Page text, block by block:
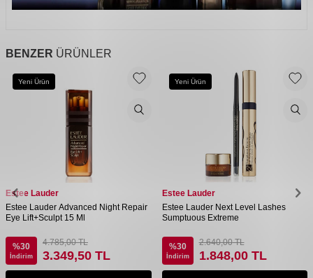
BENZER ÜRÜNLER
Yeni Ürün
Estee Lauder
Estee Lauder Advanced Night Repair
Eye Lift+Sculpt 15 Ml
%30
İndirim
4.785,00TL
3.349,50 TL
Yeni Ürün
Estee Lauder
Estee Lauder Next Level Lashes
Sumptuous Extreme
%30
İndirim
2.640,00TL
1.848,00TL